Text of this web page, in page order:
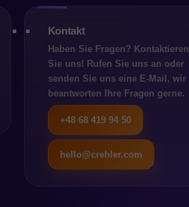
Kontakt
Haben Sie Fragen? Kontaktieren
Sie uns! Rufen Sie uns an oder
senden Sie uns eine E-Mail, wir
beantworten Ihre Fragen gerne.
+48 68 419 94 50
hello@crehler.com
inkonsistent,
Je fortschrittlicher die
am meisten
zentraler
erst Daten sehen, bevor
kann es destruktiv
oder zur
Annahmen aufgebaut